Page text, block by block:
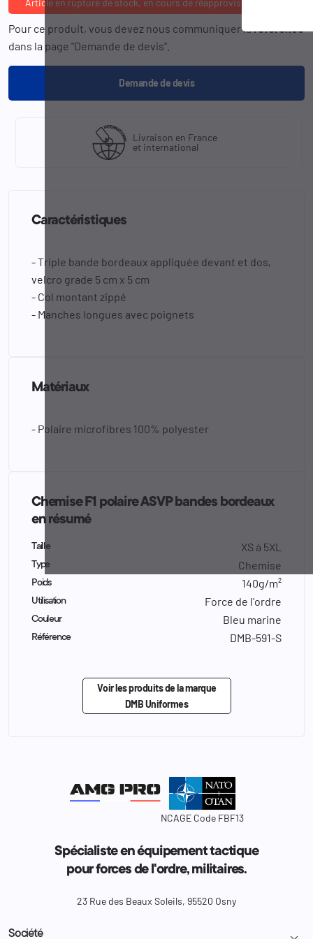
Pour ce produit, vous devez nous communiquer la
dans la page "Demande de devis".
Demande de devis
Livraison en France
et international
Caractéristiques
- Triple bande bordeaux appliquée devant et dos,
velcro grade 5 cm x 5 cm
- Col montant zippé
- Manches longues avec poignets
Matériaux
- Polaire microfibres 100% polyester
Chemise F1 polaire ASVP bandes bordeaux
en résumé
Taille XS à 5XL
Type Chemise
Poids 140g/m²
Utilisation Force de l'ordre
Couleur Bleu marine
Référence DMB-591-S
Voir les produits de la marque
DMB Uniformes
NCAGE Code FBF13
Spécialiste en équipement tactique
pour forces de l'ordre, militaires.
23 Rue des Beaux Soleils, 95520 Osny
Société